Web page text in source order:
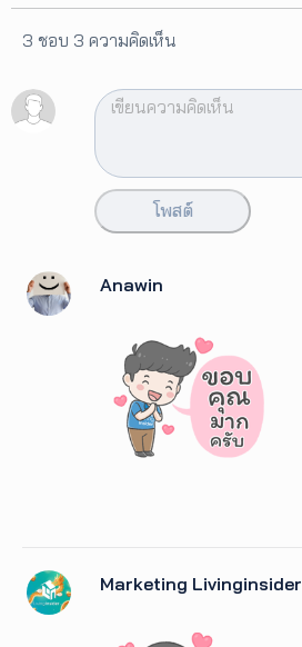
3 ชอบ 3 ความคิดเห็น
โพสต์
Anawin
Marketing Livinginsider